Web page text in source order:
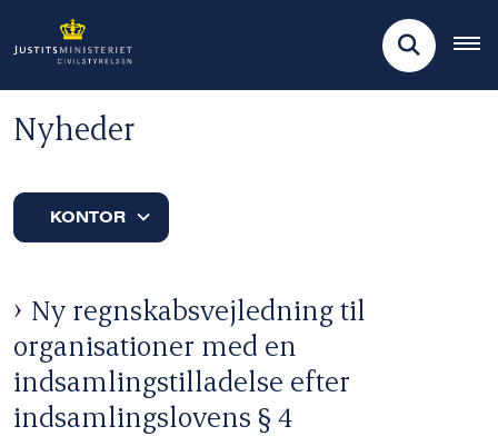
Nyheder
KONTOR
Ny regnskabsvejledning til
organisationer med en
indsamlingstilladelse efter
indsamlingslovens § 4